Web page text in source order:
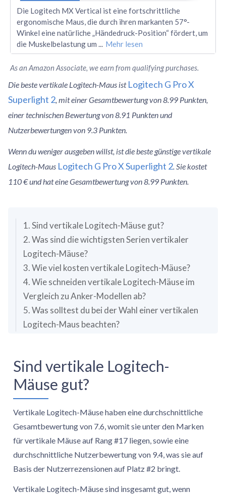
Die Logitech MX Vertical ist eine fortschrittliche
ergonomische Maus, die durch ihren markanten 57°-
Winkel eine natürliche „Händedruck-Position“ fördert, um
die Muskelbelastung um ... Mehr lesen
As an Amazon Associate, we earn from qualifying purchases.
Die beste vertikale Logitech-Maus ist Logitech G Pro X
Superlight 2, mit einer Gesamtbewertung von 8.99 Punkten,
einer technischen Bewertung von 8.91 Punkten und
Nutzerbewertungen von 9.3 Punkten.
Wenn du weniger ausgeben willst, ist die beste günstige vertikale
Logitech-Maus Logitech G Pro X Superlight 2. Sie kostet
110 € und hat eine Gesamtbewertung von 8.99 Punkten.
1. Sind vertikale Logitech-Mäuse gut?
2. Was sind die wichtigsten Serien vertikaler
Logitech-Mäuse?
3. Wie viel kosten vertikale Logitech-Mäuse?
4. Wie schneiden vertikale Logitech-Mäuse im
Vergleich zu Anker-Modellen ab?
5. Was solltest du bei der Wahl einer vertikalen
Logitech-Maus beachten?
Sind vertikale Logitech-
Mäuse gut?
Vertikale Logitech-Mäuse haben eine durchschnittliche
Gesamtbewertung von 7.6, womit sie unter den Marken
für vertikale Mäuse auf Rang #17 liegen, sowie eine
durchschnittliche Nutzerbewertung von 9.4, was sie auf
Basis der Nutzerrezensionen auf Platz #2 bringt.
Vertikale Logitech-Mäuse sind insgesamt gut, wenn